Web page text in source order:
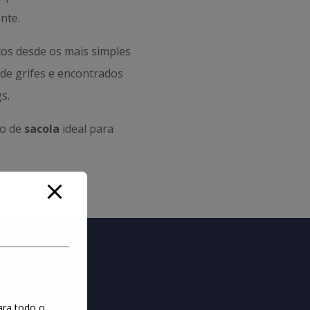
desde os mais simples
grifes e encontrados
de sacola ideal para